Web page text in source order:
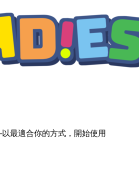
最適合你的方式，開始使用